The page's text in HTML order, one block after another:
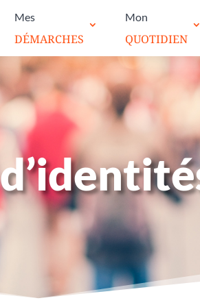
Mes
DÉMARCHES
Mon
QUOTIDIEN